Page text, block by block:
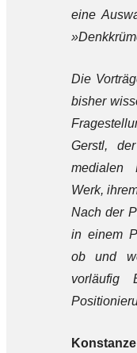
eine
Die
bisher
Gerstl,
medialen
Werk,
Nach der
in einem
ob und
vorläufig
Konstanze